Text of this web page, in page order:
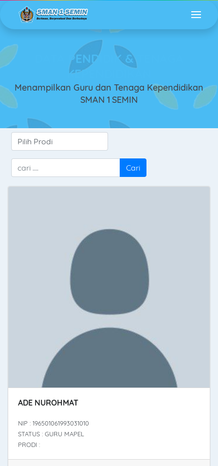
DATA PENDIDIK & TENAGA
KEPENDIDIKAN
Menampilkan Guru dan Tenaga Kependidikan
SMAN 1 SEMIN
Cari
ADE NUROHMAT
NIP : 196501061993031010
STATUS : GURU MAPEL
PRODI :